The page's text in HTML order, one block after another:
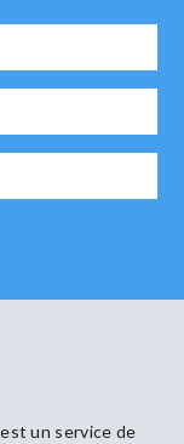
un service de